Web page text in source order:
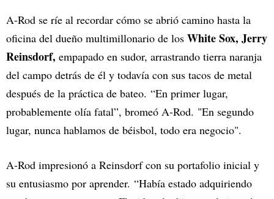
A-Rod se ríe al recordar cómo se abrió camino hasta la
oficina del dueño multimillonario de los White Sox, Jerry
Reinsdorf, empapado en sudor, arrastrando tierra naranja
del campo detrás de él y todavía con sus tacos de metal
después de la práctica de bateo. “En primer lugar,
probablemente olía fatal”, bromeó A-Rod. "En segundo
lugar, nunca hablamos de béisbol, todo era negocio".
A-Rod impresionó a Reinsdorf con su portafolio inicial y
su entusiasmo por aprender. “Había estado adquiriendo